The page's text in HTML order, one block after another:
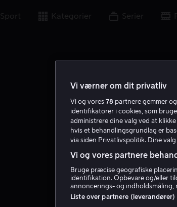
Sport Kategorier Serier
Vi værner om dit privatliv
Vi og vores 78 partnere gemmer
identifikatorer i cookies, som
administrere dine valg ved at
hvis et behandlingsgrundlag er
via siden Privatlivspolitik. Dine
Vi og vores partnere
Bruge præcise geografiske
identifikation. Opbevare og/eller
annoncerings- og indholdsmåling,
Liste over partnere (leverandører)